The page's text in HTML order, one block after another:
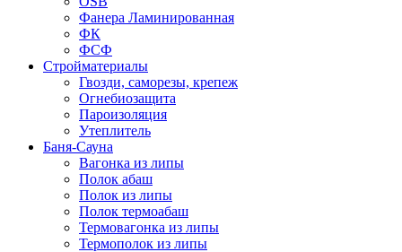
Фанера Ламинированная
ФК
ФСФ
Стройматериалы
Гвозди, саморезы, крепеж
Огнебиозащита
Пароизоляция
Утеплитель
Баня-Сауна
Вагонка из липы
Полок абаш
Полок из липы
Полок термоабаш
Термовагонка из липы
Термополок из липы